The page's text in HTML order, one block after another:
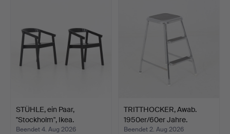
STÜHLE, ein Paar,
"Stockholm", Ikea.
Beendet 4. Aug 2026
TRITTHOCKER, Awab.
1950er/60er Jahre.
Beendet 2. Aug 2026